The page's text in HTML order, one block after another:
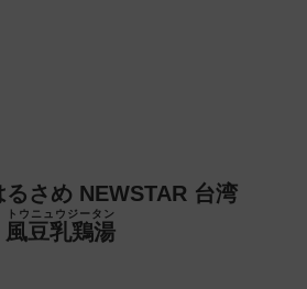
るさめ NEWSTAR 台湾
風豆乳鶏湯
トウニュウジータン